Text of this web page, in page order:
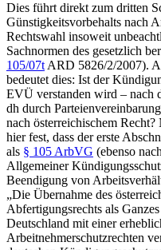
Dies führt direkt zum dritten
Günstigkeitsvorbehalts nach
Rechtswahl insoweit
Sachnormen des gesetzlich
105/07t ARD 5826/2/2007).
bedeutet dies: Ist der
EVÜ verstanden wird – nach
dh durch
nach österreichischem
hier fest, dass der erste
als § 105 ArbVG (ebenso
Allgemeiner
Beendigung von
„Die Übernahme des
Abfertigungsrechts als
Deutschland mit einer
Arbeitnehmerschutzrechten